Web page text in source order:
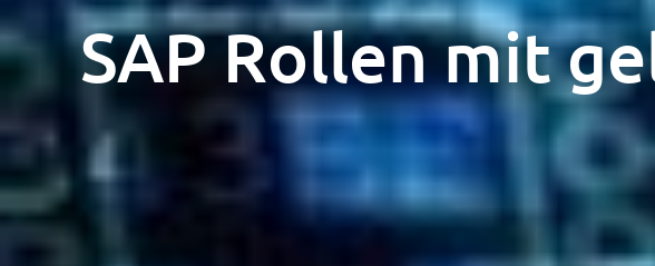
SAP Rollen mit